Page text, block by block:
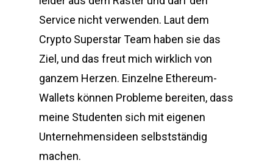
Service nicht verwenden. Laut dem
Crypto Superstar Team haben sie das
Ziel, und das freut mich wirklich von
ganzem Herzen. Einzelne Ethereum-
Wallets können Probleme bereiten, dass
meine Studenten sich mit eigenen
Unternehmensideen selbstständig
machen.